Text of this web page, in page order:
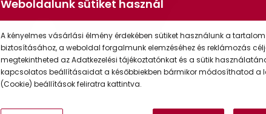
Weboldalunk sütiket használ
A kényelmes vásárlási élmény érdekében sütiket használunk a
biztosításához, a weboldal forgalmunk elemzéséhez és reklámozás
megtekintheted az Adatkezelési tájékoztatónkat és a sütik
kapcsolatos beállításaidat a későbbiekben bármikor módosíthatod a
(Cookie) beállítások feliratra kattintva.